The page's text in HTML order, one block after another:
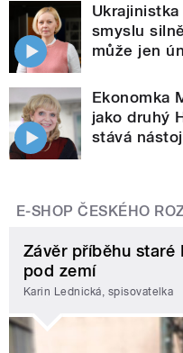
smyslu
může jen
Ekonomka
jako druhý
stává
E-SHOP ČESKÉHO
Závěr příběhu staré
pod zemí
Karin Lednická, spisovatelka